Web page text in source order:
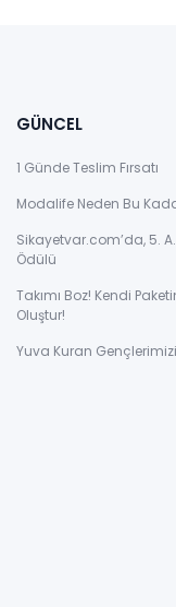
GÜNCEL
1 Günde Teslim Fırsatı
Modalife Neden Bu
Sikayetvar.com’da, 5.
Ödülü
Takımı Boz! Kendi
Oluştur!
Yuva Kuran